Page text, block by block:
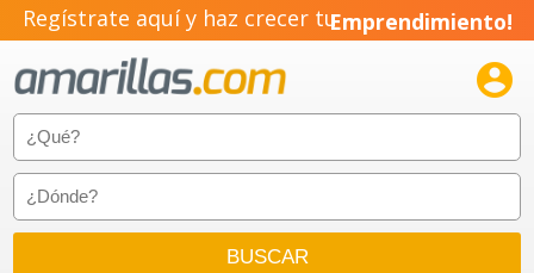
Regístrate aquí y haz crecer tuEmprendimiento!
